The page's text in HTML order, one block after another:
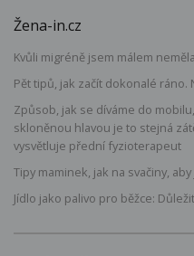
Žena-in.cz
Kvůli migréně jsem málem
Pět tipů, jak začít dokonalé
Způsob, jak se díváme do
skloněnou hlavou je to stejná
vysvětluje přední fyzioterapeut
Tipy maminek, jak na svačiny,
Jídlo jako palivo pro běžce: